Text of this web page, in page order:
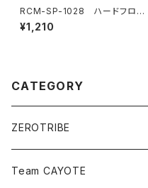
RCM-SP-1028 ハードフロン
トバルクヘッドフレックスブレー
ス(オプション)
¥1,210
CATEGORY
ZEROTRIBE
Zetricks（Spare & Optional）
Team CAYOTE